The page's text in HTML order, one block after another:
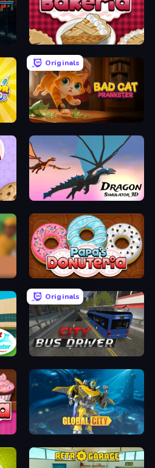
Papa's Bakeria
Originals
Bad Cat Prankster
Dragon Simulator 3D
Papa's Donuteria
Originals
City Bus Driver
Global City